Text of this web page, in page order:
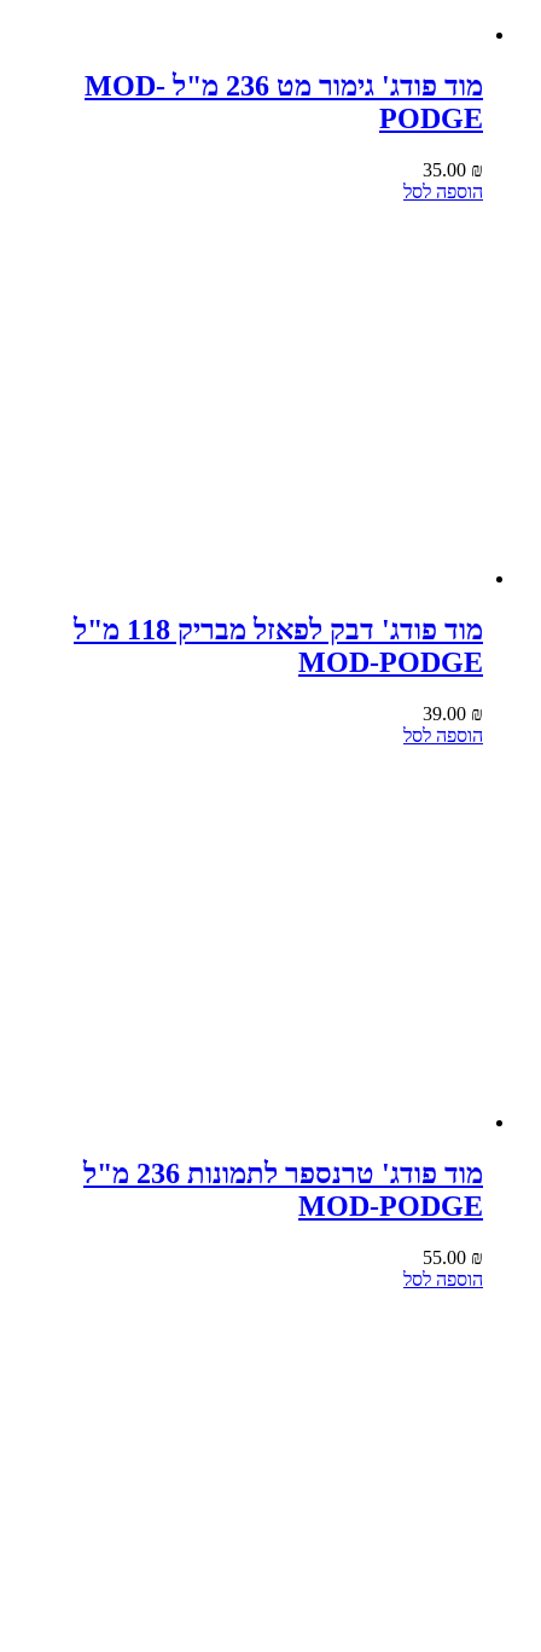
מוד פודג' גימור מט 236 מ"ל MOD-
PODGE
35.00 ₪
הוספה לסל
מוד פודג' דבק לפאזל מבריק 118 מ"ל
MOD-PODGE
39.00 ₪
הוספה לסל
מוד פודג' טרנספר לתמונות 236 מ"ל
MOD-PODGE
55.00 ₪
הוספה לסל